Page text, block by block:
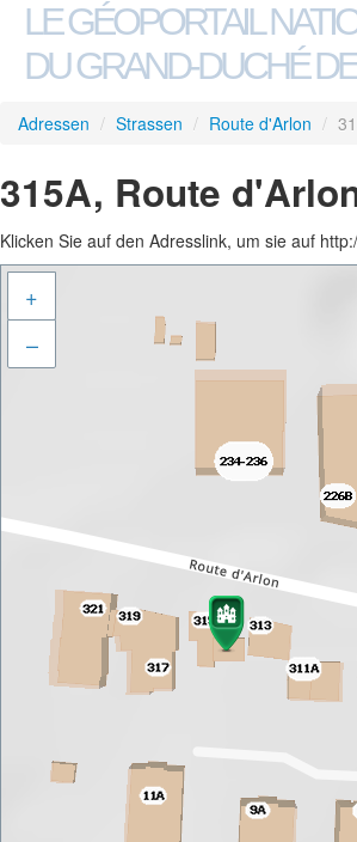
LE GÉOPORTAIL
DU GRAND-DUCHÉ
Adressen / Strassen / Route d'Arlon /
315A, Route
Klicken Sie auf den Adresslink, um sie auf
+
–